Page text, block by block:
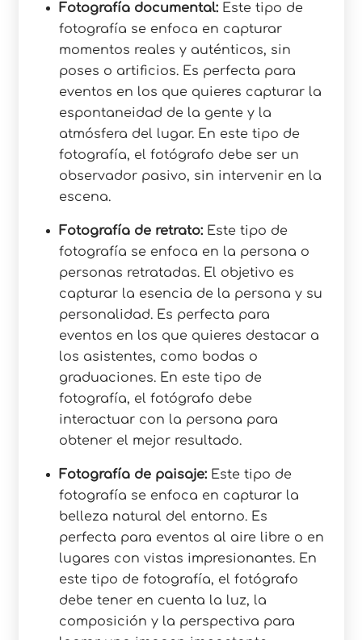
Fotografía documental: Este tipo de
fotografía se enfoca en capturar
momentos reales y auténticos, sin
poses o artificios. Es perfecta para
eventos en los que quieres capturar la
espontaneidad de la gente y la
atmósfera del lugar. En este tipo de
fotografía, el fotógrafo debe ser un
observador pasivo, sin intervenir en la
escena.
Fotografía de retrato: Este tipo de
fotografía se enfoca en la persona o
personas retratadas. El objetivo es
capturar la esencia de la persona y su
personalidad. Es perfecta para
eventos en los que quieres destacar a
los asistentes, como bodas o
graduaciones. En este tipo de
fotografía, el fotógrafo debe
interactuar con la persona para
obtener el mejor resultado.
Fotografía de paisaje: Este tipo de
fotografía se enfoca en capturar la
belleza natural del entorno. Es
perfecta para eventos al aire libre o en
lugares con vistas impresionantes. En
este tipo de fotografía, el fotógrafo
debe tener en cuenta la luz, la
composición y la perspectiva para